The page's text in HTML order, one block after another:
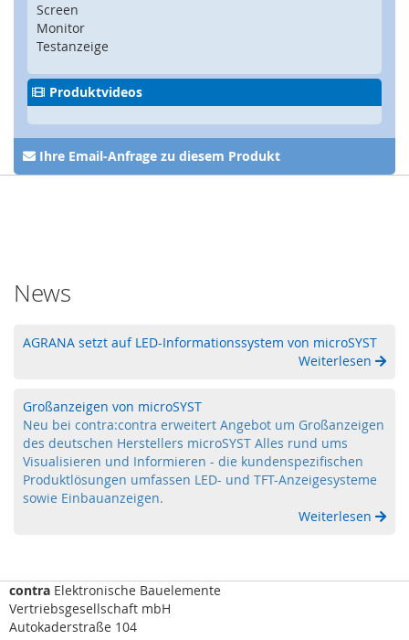
e
r
r
e
g
e
l
u
n
)
c
s
s
e
l
t
r
e
r
s
Screen
Monitor
Testanzeige
Produktvideos
Ihre Email-Anfrage zu diesem Produkt
News
AGRANA setzt auf LED-Informationssystem von microSYST
Weiterlesen
Großanzeigen von microSYST
Neu bei contra:contra erweitert Angebot um Großanzeigen
des deutschen Herstellers microSYST Alles rund ums
Visualisieren und Informieren - die kundenspezifischen
Produktlösungen umfassen LED- und TFT-Anzeigesysteme
sowie Einbauanzeigen.
Weiterlesen
contra Elektronische Bauelemente
Vertriebsgesellschaft mbH
Autokaderstraße 104